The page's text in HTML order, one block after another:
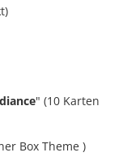
" (10 Karten
Box Theme )